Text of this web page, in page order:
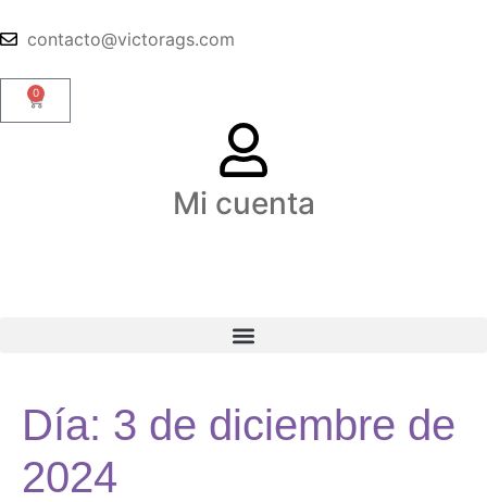
contacto@victorags.com
0
Mi cuenta
Día: 3 de diciembre de
2024